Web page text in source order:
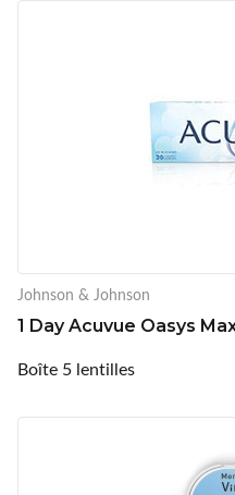
Johnson & Johnson
1 Day Acuvue Oasys
Boîte 5 lentilles